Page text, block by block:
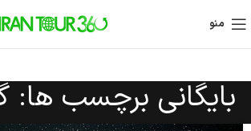
منو
بایگانی برچسب ها: